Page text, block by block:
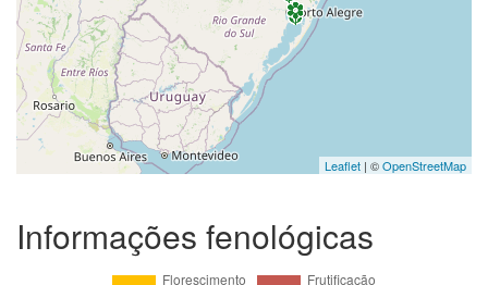
Leaflet | ©OpenStreetMap
Informações fenológicas